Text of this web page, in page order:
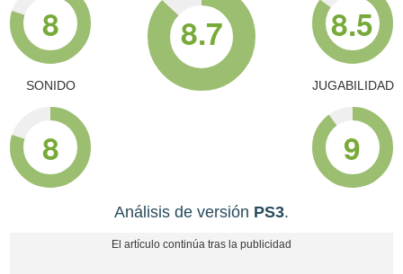
8
SONIDO
8
8.7 8.5
JUGABILIDAD
9
Análisis de versión PS3.